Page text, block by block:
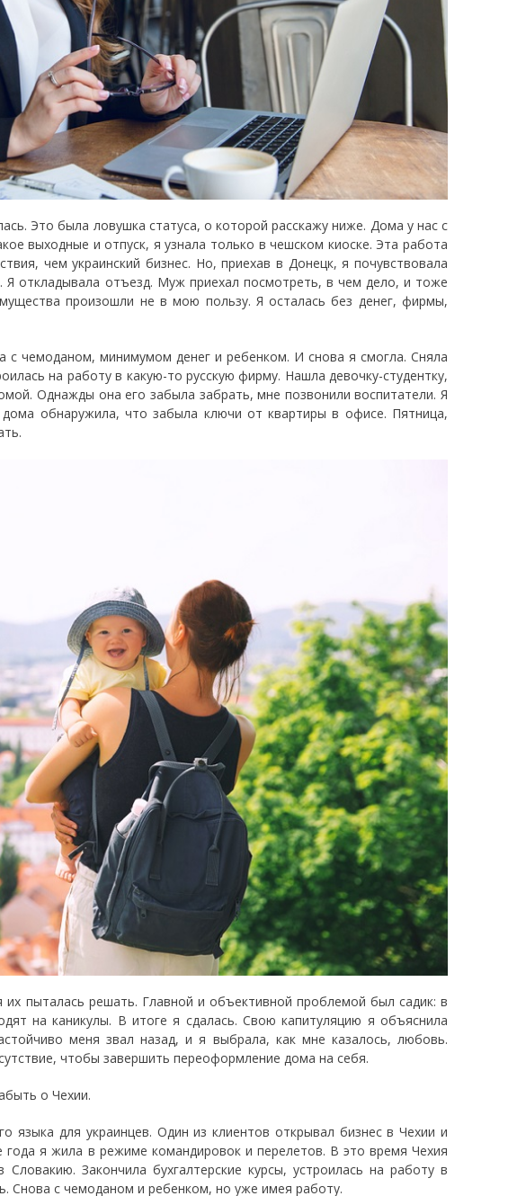
Это была ловушка статуса, о которой расскажу ниже. Дома у нас с
выходные и отпуск, я узнала только в чешском киоске. Эта работа
чем украинский бизнес. Но, приехав в Донецк, я почувствовала
Я откладывала отъезд. Муж приехал посмотреть, в чем дело, и тоже
произошли не в мою пользу. Я осталась без денег, фирмы,
с чемоданом, минимумом денег и ребенком. И снова я смогла. Сняла
на работу в какую-то русскую фирму. Нашла девочку-студентку,
Однажды она его забыла забрать, мне позвонили воспитатели. Я
обнаружила, что забыла ключи от квартиры в офисе. Пятница,
пыталась решать. Главной и объективной проблемой был садик: в
на каникулы. В итоге я сдалась. Свою капитуляцию я объяснила
меня звал назад, и я выбрала, как мне казалось, любовь.
чтобы завершить переоформление дома на себя.
о Чехии.
языка для украинцев. Один из клиентов открывал бизнес в Чехии и
я жила в режиме командировок и перелетов. В это время Чехия
Закончила бухгалтерские курсы, устроилась на работу в
Снова с чемоданом и ребенком, но уже имея работу.